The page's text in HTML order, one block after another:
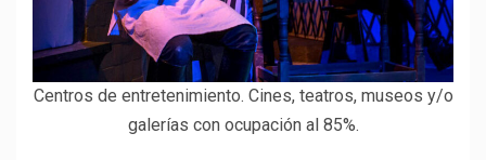
Centros de entretenimiento. Cines, teatros, museos y/o
galerías con ocupación al 85%.